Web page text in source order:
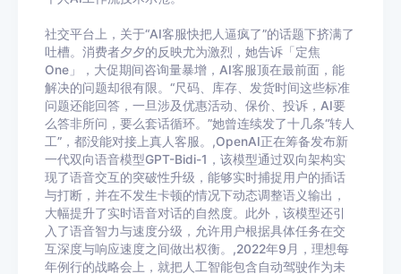
社交平台上，关于“AI客服快把人逼疯了”的话题下挤满了
吐槽。消费者夕夕的反映尤为激烈，她告诉「定焦
One」，大促期间咨询量暴增，AI客服顶在最前面，能
解决的问题却很有限。“尺码、库存、发货时间这些标准
问题还能回答，一旦涉及优惠活动、保价、投诉，AI要
么答非所问，要么套话循环。”她曾连续发了十几条“转人
工”，都没能对接上真人客服。,OpenAI正在筹备发布新
一代双向语音模型GPT-Bidi-1，该模型通过双向架构实
现了语音交互的突破性升级，能够实时捕捉用户的插话
与打断，并在不发生卡顿的情况下动态调整语义输出，
大幅提升了实时语音对话的自然度。此外，该模型还引
入了语音智力与速度分级，允许用户根据具体任务在交
互深度与响应速度之间做出权衡。,2022年9月，理想每
年例行的战略会上，就把人工智能包含自动驾驶作为未